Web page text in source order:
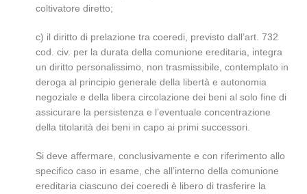
coltivatore diretto;
c) il diritto di prelazione tra coeredi, previsto dall’art. 732
cod. civ. per la durata della comunione ereditaria, integra
un diritto personalissimo, non trasmissibile, contemplato in
deroga al principio generale della libertà e autonomia
negoziale e della libera circolazione dei beni al solo fine di
assicurare la persistenza e l’eventuale concentrazione
della titolarità dei beni in capo ai primi successori.
Si deve affermare, conclusivamente e con riferimento allo
specifico caso in esame, che all’interno della comunione
ereditaria ciascuno dei coeredi è libero di trasferire la